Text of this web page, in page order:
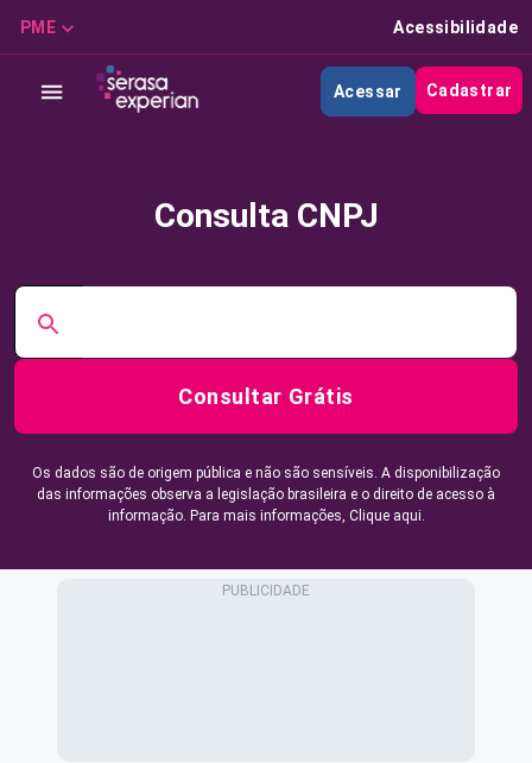
PME Acessibilidade
Acessar Cadastrar
Consulta CNPJ
Consultar Grátis
Os dados são de origem pública e não são sensíveis. A disponibilização
das informações observa a legislação brasileira e o direito de acesso à
informação. Para mais informações, Clique aqui.